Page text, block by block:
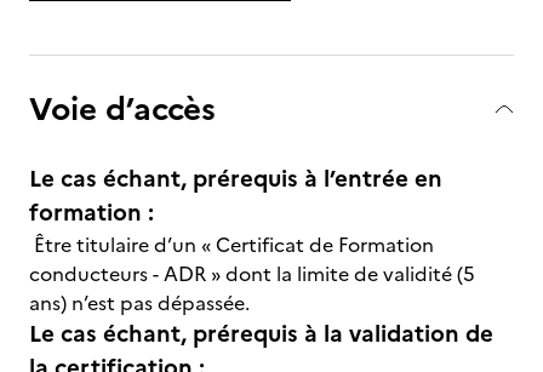
Voie d’accès
Le cas échant, prérequis à l’entrée en
formation :
Être titulaire d’un « Certificat de Formation
conducteurs - ADR » dont la limite de validité (5
ans) n’est pas dépassée.
Le cas échant, prérequis à la validation de